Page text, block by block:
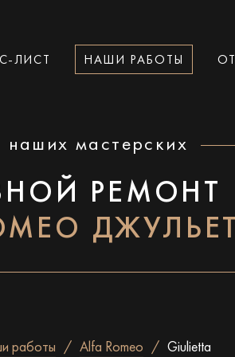
ЛИСТ НАШИ РАБОТЫ
наших мастерских
РЕМОНТ
работы Alfa Romeo Giulietta